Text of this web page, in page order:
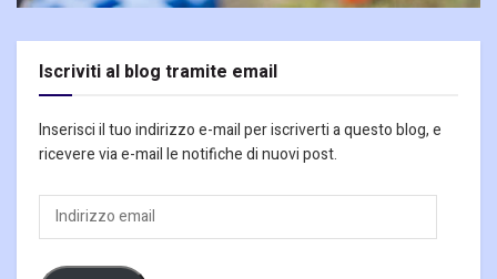
Iscriviti al blog tramite email
Inserisci il tuo indirizzo e-mail per iscriverti a questo blog, e
ricevere via e-mail le notifiche di nuovi post.
Indirizzo
email